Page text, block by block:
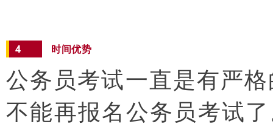
4 时间优势
公务员考试一直是有严
不能再报名公务员考试